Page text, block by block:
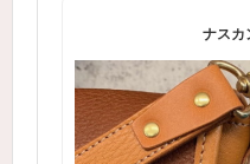
ナスカ